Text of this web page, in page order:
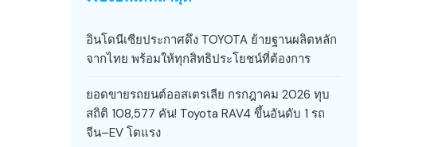
อินโดนีเซียประกาศดึง TOYOTA ย้ายฐานผลิตหลัก
จากไทย พร้อมให้ทุกสิทธิประโยชน์ที่ต้องการ
ยอดขายรถยนต์ออสเตรเลีย กรกฎาคม 2026 ทุบ
สถิติ 108,577 คัน! Toyota RAV4 ขึ้นอันดับ 1 รถ
จีน–EV โตแรง